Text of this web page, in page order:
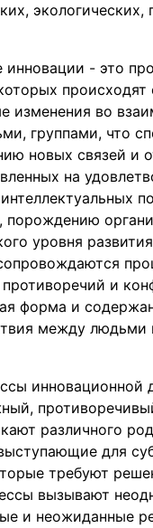
экологических,
инновации - это
изменения во
группами, что
новых связей и
на
порождению
уровня
и
форма и
между людьми
инновационной
различного
для
требуют
вызывают
и неожиданные